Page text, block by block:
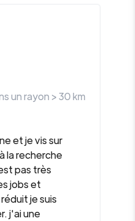
un rayon >30km
et je vis sur
la recherche
pas très
jobs et
je suis
j'ai une